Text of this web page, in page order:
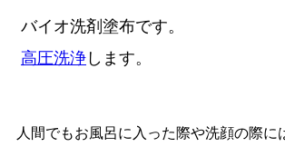
バイオ洗剤塗布です。
高圧洗浄 します。
人間でもお風呂に入った際や洗顔の際に